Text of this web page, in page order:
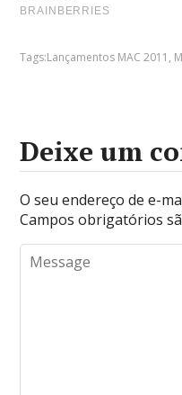
Tags:Lançamentos MAC 2011 ,
Deixe um
O seu endereço de e-
Campos obrigatórios